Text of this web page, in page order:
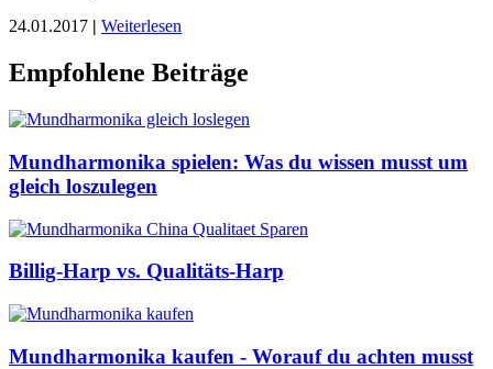
24.01.2017 | Weiterlesen
Empfohlene Beiträge
Mundharmonika spielen: Was du wissen musst um
gleich loszulegen
Billig-Harp vs. Qualitäts-Harp
Mundharmonika kaufen - Worauf du achten musst